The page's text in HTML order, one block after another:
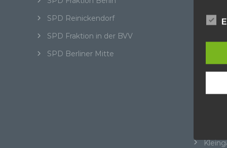
SPD Reinickendorf
SPD Fraktion in der BVV
SPD Berliner Mitte
Cité
Straße
Die
dies
Wir